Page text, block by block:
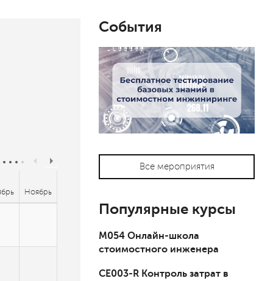
Ноябрь
События
Все мероприятия
Популярные курсы
М054 Онлайн-школа
стоимостного инженера
СЕ003-R Контроль затрат в